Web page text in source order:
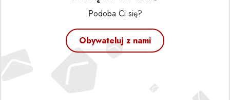
Podoba Ci się?
Obywateluj z nami